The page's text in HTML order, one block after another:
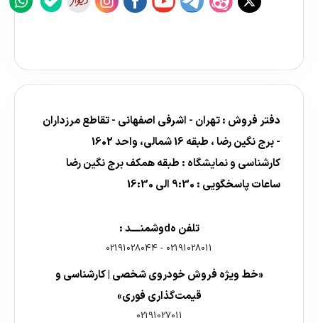
دفتر فروش : تهران - اشرفی اصفهانی - تقاطع مرزداران
- برج نگین رضا ، طبقه 16 شمالی، واحد 1602
کارشناسی و نمایشگاه : طبقه همکف برج نگین رضا
ساعات پاسخگویی : 9:30 الی 16:30
تلفن هdوشمنــــد :
02191028011
-
02191028044
«خط ویژه فروش خودروی شخصی | کارشناسی و
قیمت‌گذاری فوری»
02191027011